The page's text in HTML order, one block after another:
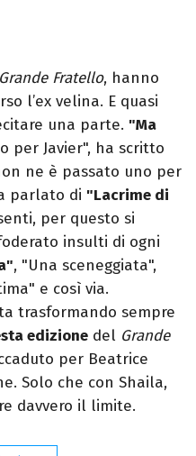
Grande Fratello, hanno
l’ex velina. E quasi
una parte. "Ma
per Javier", ha scritto
ne è passato uno per
parlato di "Lacrime di
per questo si
insulti di ogni
, "Una sceneggiata",
e così via.
trasformando sempre
edizione del Grande
per Beatrice
Solo che con Shaila,
davvero il limite.